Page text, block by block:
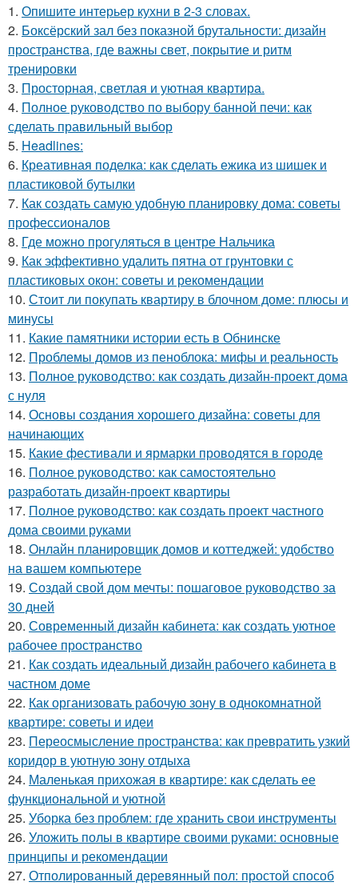
1. Опишите интерьер кухни в 2-3 словах.
2. Боксёрский зал без показной брутальности: дизайн
пространства, где важны свет, покрытие и ритм
тренировки
3. Просторная, светлая и уютная квартира.
4. Полное руководство по выбору банной печи: как
сделать правильный выбор
5. Headlines:
6. Креативная поделка: как сделать ежика из шишек и
пластиковой бутылки
7. Как создать самую удобную планировку дома: советы
профессионалов
8. Где можно прогуляться в центре Нальчика
9. Как эффективно удалить пятна от грунтовки с
пластиковых окон: советы и рекомендации
10. Стоит ли покупать квартиру в блочном доме: плюсы и
минусы
11. Какие памятники истории есть в Обнинске
12. Проблемы домов из пеноблока: мифы и реальность
13. Полное руководство: как создать дизайн-проект дома
с нуля
14. Основы создания хорошего дизайна: советы для
начинающих
15. Какие фестивали и ярмарки проводятся в городе
16. Полное руководство: как самостоятельно
разработать дизайн-проект квартиры
17. Полное руководство: как создать проект частного
дома своими руками
18. Онлайн планировщик домов и коттеджей: удобство
на вашем компьютере
19. Создай свой дом мечты: пошаговое руководство за
30 дней
20. Современный дизайн кабинета: как создать уютное
рабочее пространство
21. Как создать идеальный дизайн рабочего кабинета в
частном доме
22. Как организовать рабочую зону в однокомнатной
квартире: советы и идеи
23. Переосмысление пространства: как превратить узкий
коридор в уютную зону отдыха
24. Маленькая прихожая в квартире: как сделать ее
функциональной и уютной
25. Уборка без проблем: где хранить свои инструменты
26. Уложить полы в квартире своими руками: основные
принципы и рекомендации
27. Отполированный деревянный пол: простой способ